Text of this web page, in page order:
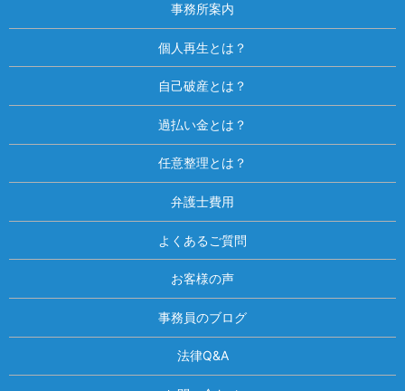
事務所案内
個人再生とは？
自己破産とは？
過払い金とは？
任意整理とは？
弁護士費用
よくあるご質問
お客様の声
事務員のブログ
法律Q&A